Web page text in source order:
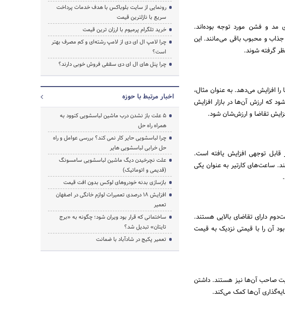
مد و فشن مورد توجه بوده‌اند.
و محبوب باقی می‌مانند. این
گرفته شوند.
افزایش می‌دهد. به عنوان مثال،
که ارزش آن‌ها در بازار افزایش
تقاضا و ارزش‌شان شود.
توجهی افزایش یافته است.
ساعت‌های کارتیر به عنوان یکی
دارای تقاضای بالایی هستند.
آن را با قیمتی نزدیک به قیمت
صاحب آن‌ها نیز هستند. داشتن
آن‌ها کمک می‌کند.
رونمایی از سایت بلوباکس با هدف خدمات پرداخت
سریع با نازلترین قیمت
خرید تلگرام پرمیوم با ارزان ترین قیمت
چرا لامپ ال ای دی از لامپ رشته‌ای و کم مصرف بهتر
است؟
چرا پنل های ال ای دی سقفی فروش خوبی دارند؟
اخبار مرتبط با حوزه
5 علت باز نشدن درب ماشین لباسشویی کنوود به
همراه راه حل
چرا لباسشویی حایر کار نمی کند؟ بررسی عوامل و راه
حل خرابی لباسشویی هایر
علت نچرخیدن دیگ ماشین لباسشویی سامسونگ
(قدیمی و اتوماتیک)
بازسازی بدنه خودروهای لوکس بدون افت قیمت
افزایش ۱۸ درصدی تعمیرات لوازم خانگی در اصفهان
تعمیر
ساختمانی که قرار بود ویران شود؛ چگونه به «برج
تایتان» تبدیل شد؟
تعمیر پکیج در شادآباد با ضمانت